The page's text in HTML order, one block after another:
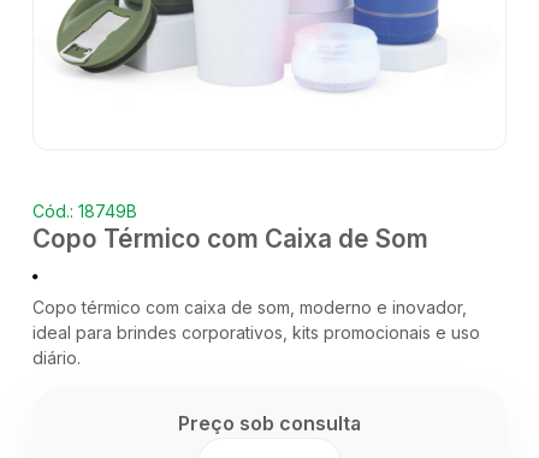
Cód.: 18749B
Copo Térmico com Caixa de Som
Copo térmico com caixa de som, moderno e inovador,
ideal para brindes corporativos, kits promocionais e uso
diário.
Preço sob consulta